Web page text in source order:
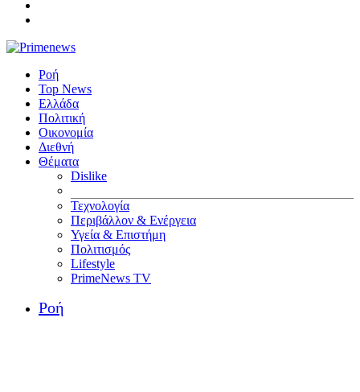
Ροή
Top News
Ελλάδα
Πολιτική
Οικονομία
Διεθνή
Θέματα
Dislike
Τεχνολογία
Περιβάλλον & Ενέργεια
Υγεία & Επιστήμη
Πολιτισμός
Lifestyle
PrimeNews TV
Ροή